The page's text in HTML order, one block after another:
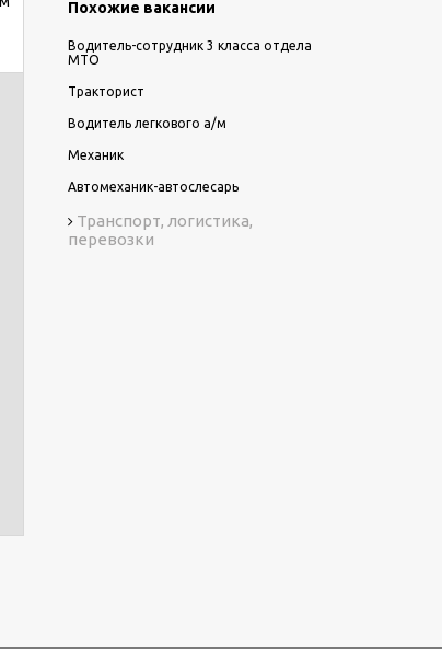
Похожие вакансии
Водитель-сотрудник 3 класса отдела
МТО
Тракторист
Водитель легкового а/м
Механик
Автомеханик-автослесарь
Транспорт, логистика,
перевозки